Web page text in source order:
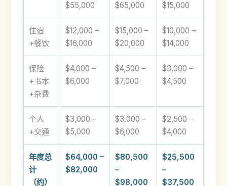
$55,000
$65,000
$15,000
住宿
+餐饮
$12,000 –
$16,000
$15,000 –
$20,000
$10,000 –
$14,000
保险
+书本
+杂费
$4,000 –
$6,000
$4,500 –
$7,000
$3,000 –
$4,500
个人
+交通
$3,000 –
$5,000
$3,000 –
$6,000
$2,500 –
$4,000
年度总
计
（约）
$64,000 –
$82,000
$80,500
–
$98,000
$25,500
–
$37,500